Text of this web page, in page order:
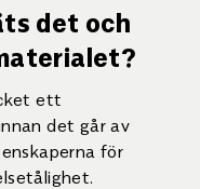
det och
ett
det går av
för